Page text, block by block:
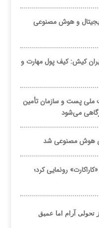
دیجیتال و هوش مصنوعی
کیش: کیف پول مهارت و
ملی پست و سازمان تأمین
می‌شود
هوش مصنوعی شد
رونمایی کرد؛
تحولی آرام اما عمیق